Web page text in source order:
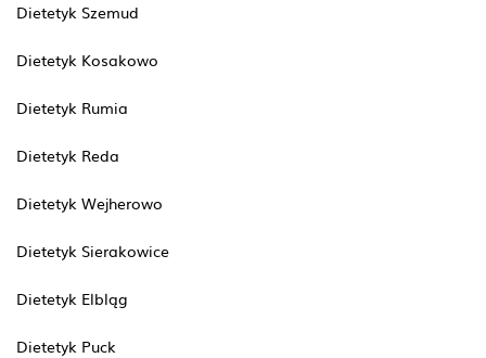
Dietetyk Szemud
Dietetyk Kosakowo
Dietetyk Rumia
Dietetyk Reda
Dietetyk Wejherowo
Dietetyk Sierakowice
Dietetyk Elbląg
Dietetyk Puck